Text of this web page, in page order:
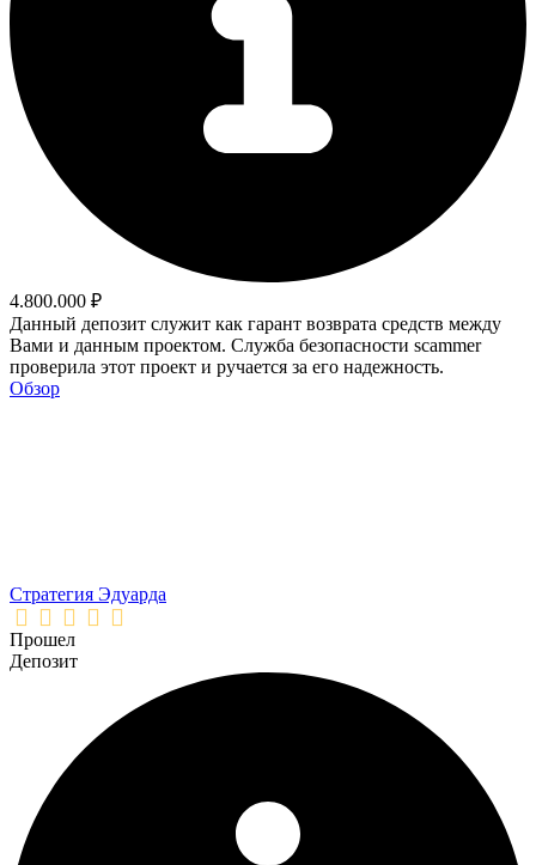
4.800.000 ₽
Данный депозит служит как гарант возврата средств между
Вами и данным проектом. Служба безопасности scammer
проверила этот проект и ручается за его надежность.
Обзор
Стратегия Эдуарда
Прошел
Депозит